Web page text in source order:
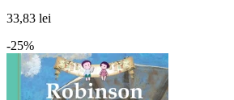
33,83 lei
-25%